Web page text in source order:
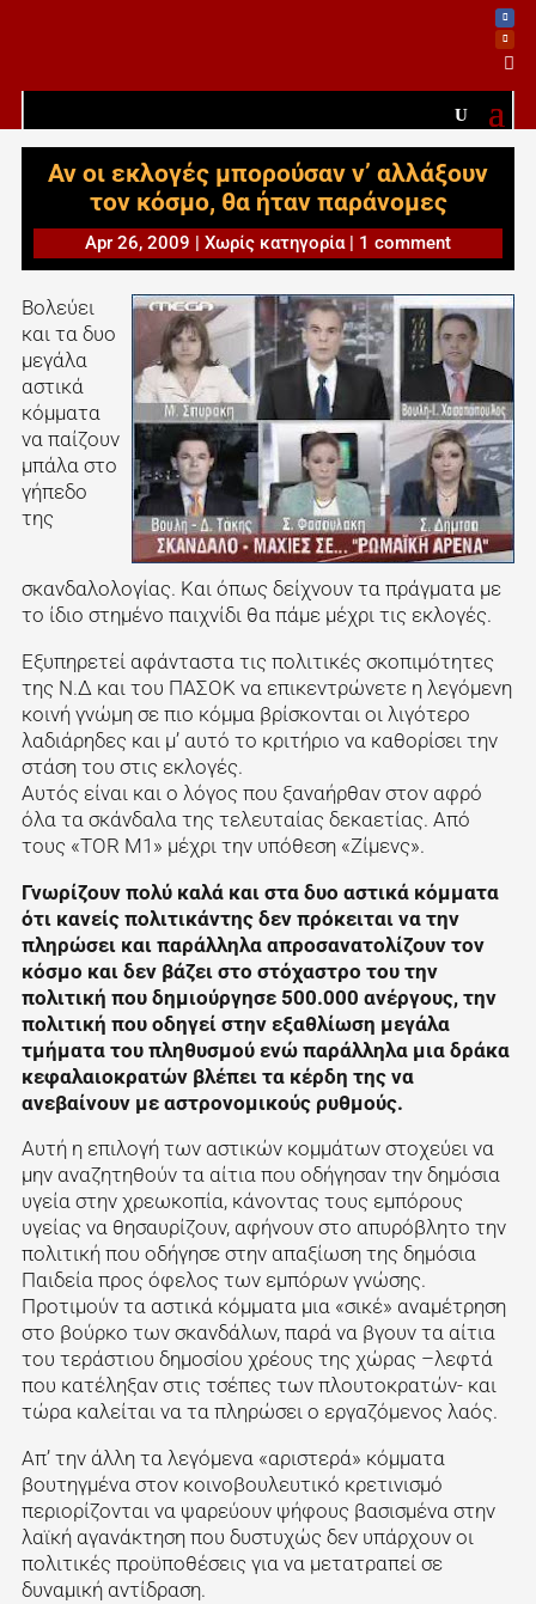

Αν οι εκλογές μπορούσαν ν’ αλλάξουν
τον κόσμο, θα ήταν παράνομες
Apr 26, 2009 | Χωρίς κατηγορία| 1 comment
Βολεύει
και τα δυο
μεγάλα
αστικά
κόμματα
να παίζουν
μπάλα στο
γήπεδο
της
σκανδαλολογίας. Και όπως δείχνουν τα πράγματα με
το ίδιο στημένο παιχνίδι θα πάμε μέχρι τις εκλογές.
Εξυπηρετεί αφάνταστα τις πολιτικές σκοπιμότητες
της Ν.Δ και του ΠΑΣΟΚ να επικεντρώνετε η λεγόμενη
κοινή γνώμη σε πιο κόμμα βρίσκονται οι λιγότερο
λαδιάρηδες και μ’ αυτό το κριτήριο να καθορίσει την
στάση του στις εκλογές.
Αυτός είναι και ο λόγος που ξαναήρθαν στον αφρό
όλα τα σκάνδαλα της τελευταίας δεκαετίας. Από
τους «ΤOR M1» μέχρι την υπόθεση «Ζίμενς».
Γνωρίζουν πολύ καλά και στα δυο αστικά κόμματα
ότι κανείς πολιτικάντης δεν πρόκειται να την
πληρώσει και παράλληλα απροσανατολίζουν τον
κόσμο και δεν βάζει στο στόχαστρο του την
πολιτική που δημιούργησε 500.000 ανέργους, την
πολιτική που οδηγεί στην εξαθλίωση μεγάλα
τμήματα του πληθυσμού ενώ παράλληλα μια δράκα
κεφαλαιοκρατών βλέπει τα κέρδη της να
ανεβαίνουν με αστρονομικούς ρυθμούς.
Αυτή η επιλογή των αστικών κομμάτων στοχεύει να
μην αναζητηθούν τα αίτια που οδήγησαν την δημόσια
υγεία στην χρεωκοπία, κάνοντας τους εμπόρους
υγείας να θησαυρίζουν, αφήνουν στο απυρόβλητο την
πολιτική που οδήγησε στην απαξίωση της δημόσια
Παιδεία προς όφελος των εμπόρων γνώσης.
Προτιμούν τα αστικά κόμματα μια «σικέ» αναμέτρηση
στο βούρκο των σκανδάλων, παρά να βγουν τα αίτια
του τεράστιου δημοσίου χρέους της χώρας –λεφτά
που κατέληξαν στις τσέπες των πλουτοκρατών- και
τώρα καλείται να τα πληρώσει ο εργαζόμενος λαός.
Απ’ την άλλη τα λεγόμενα «αριστερά» κόμματα
βουτηγμένα στον κοινοβουλευτικό κρετινισμό
περιορίζονται να ψαρεύουν ψήφους βασισμένα στην
λαϊκή αγανάκτηση που δυστυχώς δεν υπάρχουν οι
πολιτικές προϋποθέσεις για να μετατραπεί σε
δυναμική αντίδραση.